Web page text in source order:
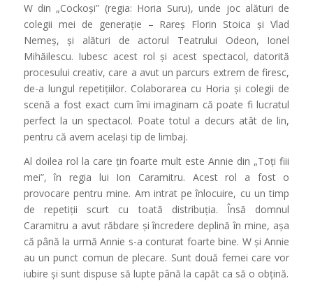
W din „Cockoși” (regia: Horia Suru), unde joc alături de
colegii mei de generaţie – Rareș Florin Stoica și Vlad
Nemeș, și alături de actorul Teatrului Odeon, Ionel
Mihăilescu. Iubesc acest rol și acest spectacol, datorită
procesului creativ, care a avut un parcurs extrem de firesc,
de-a lungul repetiţiilor. Colaborarea cu Horia și colegii de
scenă a fost exact cum îmi imaginam că poate fi lucratul
perfect la un spectacol. Poate totul a decurs atât de lin,
pentru că avem același tip de limbaj.
Al doilea rol la care ţin foarte mult este Annie din „Toţi fiii
mei”, în regia lui Ion Caramitru. Acest rol a fost o
provocare pentru mine. Am intrat pe înlocuire, cu un timp
de repetiţii scurt cu toată distribuţia. Însă domnul
Caramitru a avut răbdare și încredere deplină în mine, așa
că până la urmă Annie s-a conturat foarte bine. W și Annie
au un punct comun de plecare. Sunt două femei care vor
iubire și sunt dispuse să lupte până la capăt ca să o obţină.